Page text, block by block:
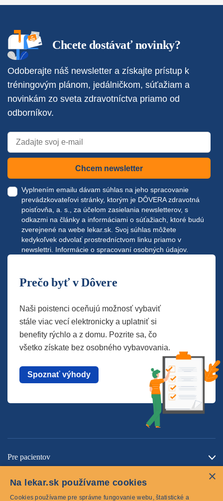
Chcete dostávať novinky?
Odoberajte náš newsletter a získajte prístup k
tréningovým plánom, jedálničkom, súťažiam a
novinkám zo sveta zdravotníctva priamo od
odborníkov.
Chcem newsletter
Vyplnením emailu dávam súhlas na jeho spracovanie
prevádzkovateľovi stránky, ktorým je DÔVERA zdravotná
poisťovňa, a. s., za účelom zasielania newsletterov, s
odkazmi na články a informáciami o súťažiach, ktoré budú
zverejnené na webe lekar.sk. Svoj súhlas môžete
kedykoľvek odvolať prostredníctvom linku priamo v
newslettri. Informácie o spracovaní osobných údajov.
Prečo byť v Dôvere
Naši poistenci oceňujú možnosť vybaviť
stále viac vecí elektronicky a uplatniť si
benefity rýchlo a z domu. Pozrite sa, čo
všetko získate bez osobného vybavovania.
Spoznať výhody
Pre pacientov
×
Na lekar.sk používame cookies
Cookies používame pre správne fungovanie webu, štatistické a